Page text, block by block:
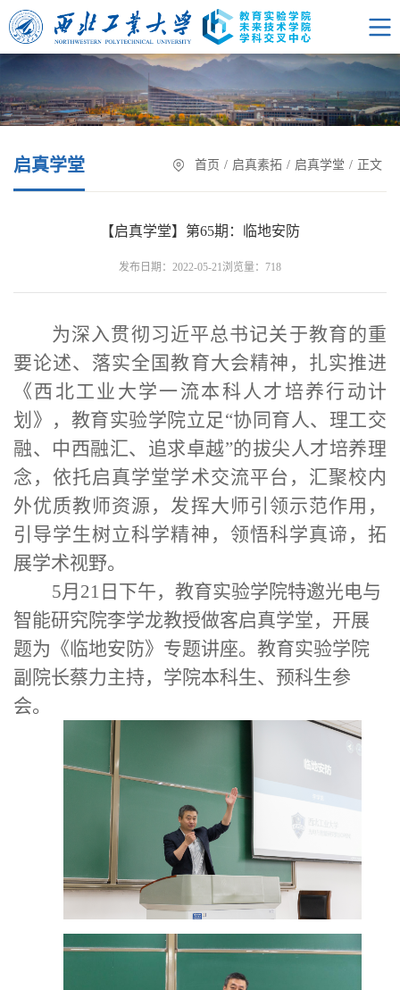
启真学堂 首页 / 启真素拓 / 启真学堂 / 正文
【启真学堂】第65期：临地安防
发布日期：2022-05-21浏览量： 718
为深入贯彻习近平总书记关于教育的重
要论述、落实全国教育大会精神，扎实推进
《西北工业大学一流本科人才培养行动计
划》，教育实验学院立足“协同育人、理工交
融、中西融汇、追求卓越”的拔尖人才培养理
念，依托启真学堂学术交流平台，汇聚校内
外优质教师资源， 发挥大师引领示范作用，
引导学生树立科学精神，领悟科学真谛，拓
展学术视野。
5月21日 下午，教育实验学院特邀光电与
智能研究院李学龙教授做客启真学堂，开展
题为《临地安防》专题讲座。教育实验学院
副院长蔡力主持， 学院本科生、预科生参
会。